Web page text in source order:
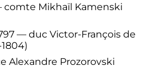
Mikhaïl Kamenski
— duc Victor-François de
Alexandre Prozorovski